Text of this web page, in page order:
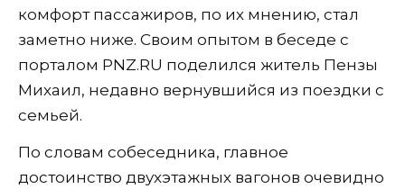
комфорт пассажиров, по их мнению, стал
заметно ниже. Своим опытом в беседе с
порталом PNZ.RU поделился житель Пензы
Михаил, недавно вернувшийся из поездки с
семьей.
По словам собеседника, главное
достоинство двухэтажных вагонов очевидно